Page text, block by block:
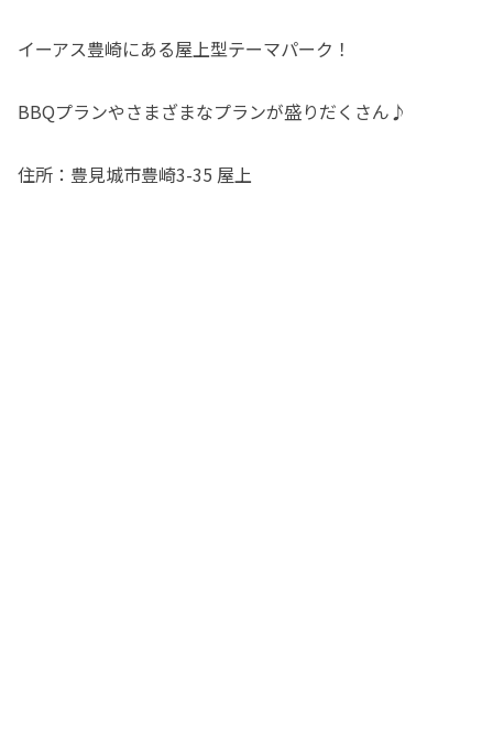
イーアス豊崎にある屋上型テーマパーク！
BBQプランやさまざまなプランが盛りだくさん♪
住所：豊見城市豊崎3-35 屋上